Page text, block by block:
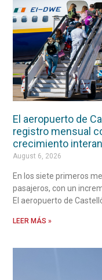
El aeropuerto de
registro mensual
crecimiento
August 6, 2026
En los siete primeros
pasajeros, con un
El aeropuerto de
LEER MÁS »